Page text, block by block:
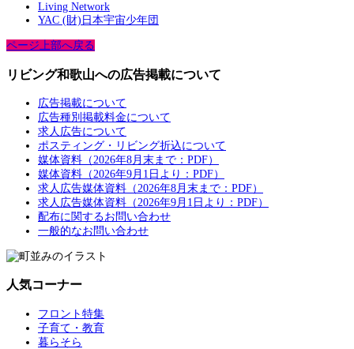
Living Network
YAC (財)日本宇宙少年団
ページ上部へ戻る
リビング和歌山への広告掲載について
広告掲載について
広告種別掲載料金について
求人広告について
ポスティング・リビング折込について
媒体資料（2026年8月末まで：PDF）
媒体資料（2026年9月1日より：PDF）
求人広告媒体資料（2026年8月末まで：PDF）
求人広告媒体資料（2026年9月1日より：PDF）
配布に関するお問い合わせ
一般的なお問い合わせ
人気コーナー
フロント特集
子育て・教育
暮らそら